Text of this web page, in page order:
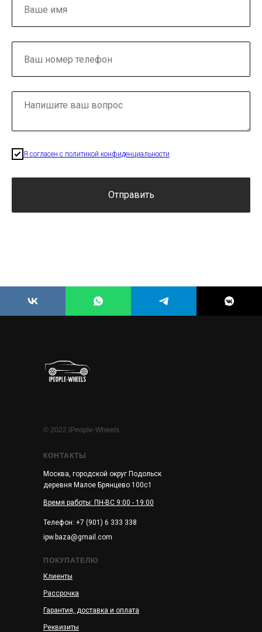
Я согласен с политикой конфиденциальности
Отправить
КОНТАКТЫ
Москва, городской округ Подольск
деревня Малое Брянцево 100с1
ipw.baza@gmail.com
Гарантия, доставка и оплата
Рассрочка
Клиенты
Реквизиты
ПОКУПАТЕЛЮ
© 2022 iPeople-Wheels
Телефон: +7 (901) 6 333 338
Время работы: ПН-ВС 9:00 - 19:00